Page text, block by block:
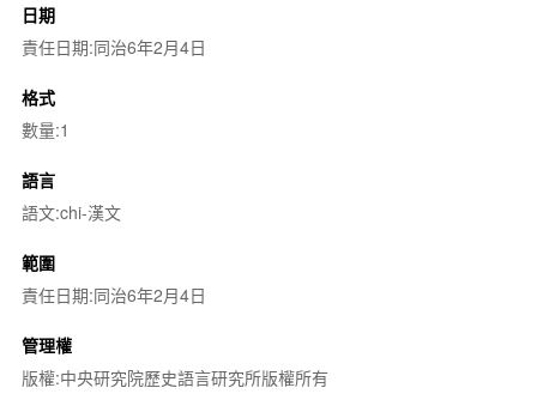
日期
責任日期:同治6年2月4日
格式
數量:1
語言
語文:chi-漢文
範圍
責任日期:同治6年2月4日
管理權
版權:中央研究院歷史語言研究所版權所有